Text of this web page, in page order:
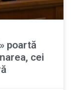
poartă
cei